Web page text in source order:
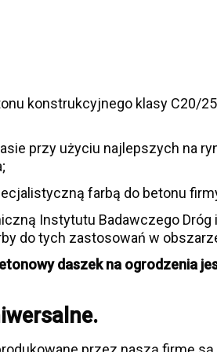
konstrukcyjnego klasy C20/
przy użyciu najlepszych na
farbą do betonu
Instytutu Badawczego
do tych zastosowań w
daszek na ogrodzenia